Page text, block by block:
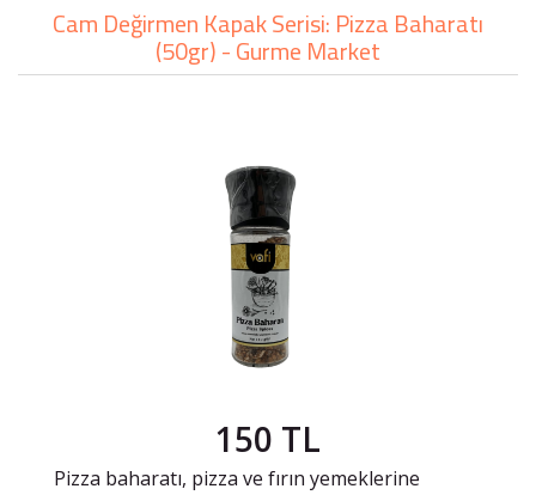
Cam Değirmen Kapak Serisi: Pizza Baharatı
(50gr) - Gurme Market
150 TL
Pizza baharatı, pizza ve fırın yemeklerine